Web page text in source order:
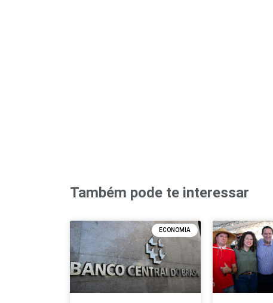
Também pode te interessar
ECONOMIA